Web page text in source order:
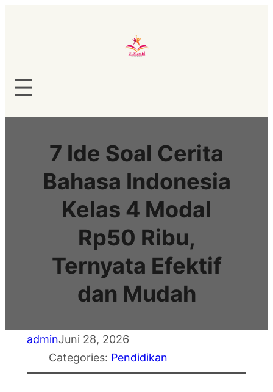
7 Ide Soal Cerita
Bahasa Indonesia
Kelas 4 Modal
Rp50 Ribu,
Ternyata Efektif
dan Mudah
adminJuni 28, 2026
Categories: Pendidikan